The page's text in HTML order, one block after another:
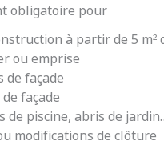
obligatoire pour
à partir de 5 m²
ou emprise
de façade
façade
de piscine, abris de
modifications de clôture